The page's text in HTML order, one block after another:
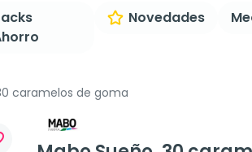
Novedades
caramelos de goma